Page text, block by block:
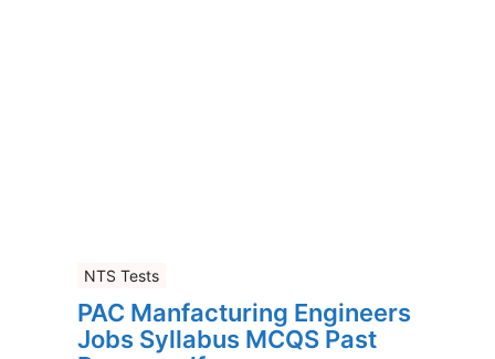
NTS Tests
PAC Manfacturing Engineers
Jobs Syllabus MCQS Past